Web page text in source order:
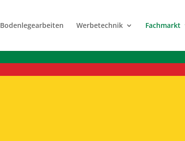
Bodenlegearbeiten Werbetechnik Fachmarkt